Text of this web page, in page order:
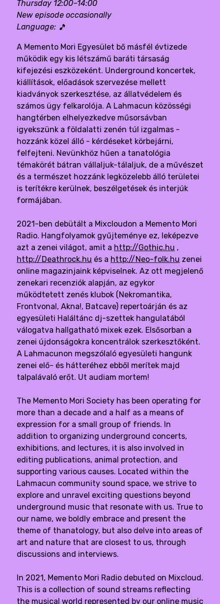
Thursday 12:00–14:00
New episode occasionally
Language: 🎵
A Memento Mori Egyesület bő másfél évtizede
működik egy kis létszámű baráti társaság
kifejezési eszközeként. Underground koncertek,
kiállítások, előadások szervezése mellett
kiadványok szerkesztése, az állatvédelem és
számos ügy felkarolója. A Lahmacun közösségi
hangtérben elhelyezkedve műsorsávban
igyekszünk a földalatti zenén túl izgalmas -
hozzánk közel álló - kérdéseket körbejárni,
felfejteni. Nevünkhöz hűen a tanatológia
témakörét bátran vállaljuk-tálaljuk, de a művészet
és a természet hozzánk legközelebb álló területei
is terítékre kerülnek, beszélgetések és interjúk
formájában.
2021-ben debütált a Mixcloudon a Memento Mori
Radio. Hangfolyamok gyűjteménye ez, leképezve
azt a zenei világot, amit a http://Gothic.hu ,
http://Deathrock.hu és a http://Neo-folk.hu zenei
online magazinjaink képviselnek. Az ott megjelenő
zenekari recenziók alapján, az egykor
működtetett zenés klubok (Nekromantika,
Frontvonal, Akna!, Batcave) repertoárján és az
egyesületi Haláltánc dj-szettek hangulatából
válogatva hallgatható mixek ezek. Elsősorban a
zenei újdonságokra koncentrálok szerkesztőként.
A Lahmacunon megszólaló egyesületi hangunk
zenei elő- és hátteréhez ebből merítek majd
talpalávaló erőt. Ut audiam mortem!
The Memento Mori Society has been operating for
more than a decade and a half as a means of
expression for a small group of friends. In
addition to organizing underground concerts,
exhibitions, and lectures, it is also involved in
editing publications, animal protection, and
supporting various causes. Located within the
Lahmacun community sound space, we strive to
explore and unravel exciting questions beyond
underground music that resonate with us. True to
our name, we boldly embrace and present the
theme of thanatology, but also delve into areas of
art and nature that are closest to us, through
discussions and interviews.
In 2021, Memento Mori Radio debuted on Mixcloud.
This is a collection of sound streams reflecting
the musical world represented by our online music